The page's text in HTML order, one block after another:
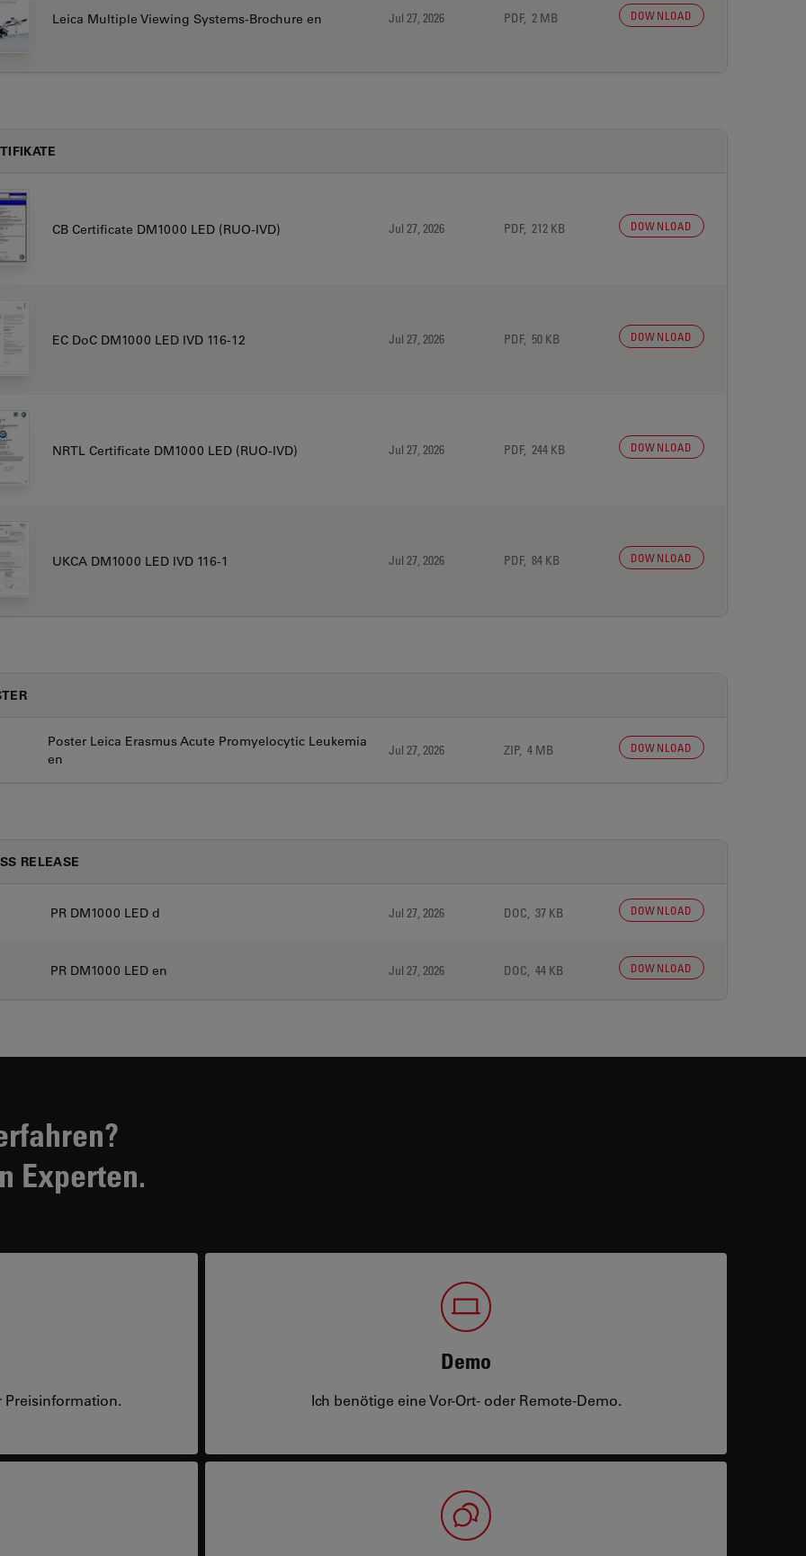
Leica Multiple Viewing Systems-Brochure en Jul 27, 2026 PDF, 2 MB DOWNLOAD
CB Certificate DM1000 LED (RUO-IVD) Jul 27, 2026 PDF, 212 KB DOWNLOAD
EC DoC DM1000 LED IVD 116-12 Jul 27, 2026 PDF, 50 KB DOWNLOAD
NRTL Certificate DM1000 LED (RUO-IVD) Jul 27, 2026 PDF, 244 KB DOWNLOAD
UKCA DM1000 LED IVD 116-1 Jul 27, 2026 PDF, 84 KB DOWNLOAD
Poster Leica Erasmus Acute Promyelocytic Leukemia
en
Jul 27, 2026 ZIP, 4 MB DOWNLOAD
RELEASE
PR DM1000 LED d Jul 27, 2026 DOC, 37 KB DOWNLOAD
PR DM1000 LED en Jul 27, 2026 DOC, 44 KB DOWNLOAD
Experten.
Demo
Ich benötige eine Vor-Ort- oder Remote-Demo.